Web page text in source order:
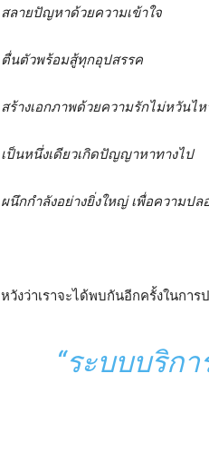
สลายปัญหาด้วยความเข้าใจ
ตื่นตัวพร้อมสู้ทุกอุปสรรค
สร้างเอกภาพด้วยความรักไม่หวันไห
เป็นหนึ่งเดียวเกิดปัญญาหาทางไป
ผนึกกำลังอย่างยิ่งใหญ่ เพื่อความป
หวังว่าเราจะได้พบกันอีกครั้งในการ
“ระบบบริก